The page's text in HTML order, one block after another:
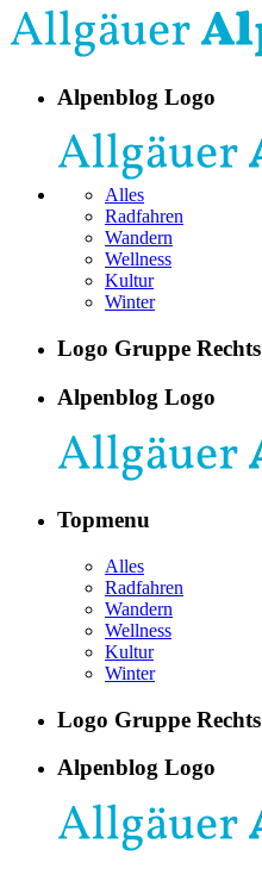
Alpenblog Logo
Alles
Radfahren
Wandern
Wellness
Kultur
Winter
Logo Gruppe Rechts
Alpenblog Logo
Topmenu
Alles
Radfahren
Wandern
Wellness
Kultur
Winter
Logo Gruppe Rechts
Alpenblog Logo